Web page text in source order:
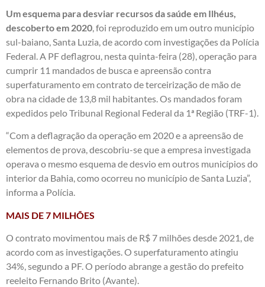
Um esquema para desviar recursos da saúde em Ilhéus,
descoberto em 2020, foi reproduzido em um outro município
sul-baiano, Santa Luzia, de acordo com investigações da Polícia
Federal. A PF deflagrou, nesta quinta-feira (28), operação para
cumprir 11 mandados de busca e apreensão contra
superfaturamento em contrato de terceirização de mão de
obra na cidade de 13,8 mil habitantes. Os mandados foram
expedidos pelo Tribunal Regional Federal da 1ª Região (TRF-1).
“Com a deflagração da operação em 2020 e a apreensão de
elementos de prova, descobriu-se que a empresa investigada
operava o mesmo esquema de desvio em outros municípios do
interior da Bahia, como ocorreu no município de Santa Luzia”,
informa a Polícia.
MAIS DE 7 MILHÕES
O contrato movimentou mais de R$ 7 milhões desde 2021, de
acordo com as investigações. O superfaturamento atingiu
34%, segundo a PF. O período abrange a gestão do prefeito
reeleito Fernando Brito (Avante).